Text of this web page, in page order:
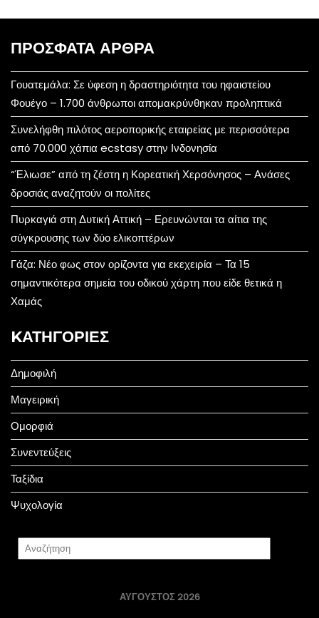
ΠΡΌΣΦΑΤΑ ΆΡΘΡΑ
Γουατεμάλα: Σε ύφεση η δραστηριότητα του ηφαιστείου
Φουέγο – 1.700 άνθρωποι απομακρύνθηκαν προληπτικά
Συνελήφθη πιλότος αεροπορικής εταιρείας με περισσότερα
από 70.000 χάπια ecstasy στην Ινδονησία
“Έλιωσε” από τη ζέστη η Κορεατική Χερσόνησος – Ανάσες
δροσιάς αναζητούν οι πολίτες
Πυρκαγιά στη Δυτική Αττική – Ερευνώνται τα αίτια της
σύγκρουσης των δύο ελικοπτέρων
Γάζα: Νέο φως στον ορίζοντα για εκεχειρία – Τα 15
σημαντικότερα σημεία του οδικού χάρτη που είδε θετικά η
Χαμάς
KΑΤΗΓΟΡΊΕΣ
Δημοφιλή
Μαγειρική
Ομορφιά
Συνεντεύξεις
Ταξίδια
Ψυχολογία
ΑΎΓΟΥΣΤΟΣ 2026